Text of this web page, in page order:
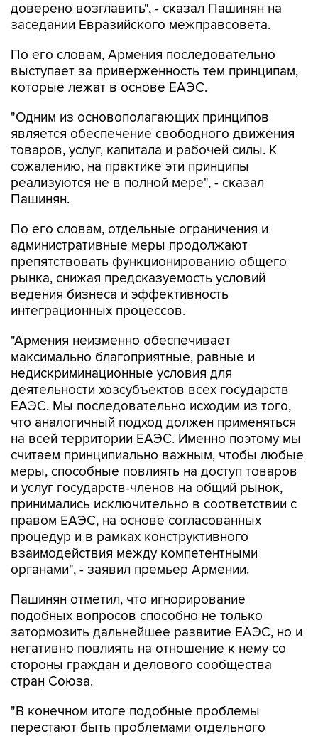
доверено возглавить", - сказал Пашинян на
заседании Евразийского межправсовета.
По его словам, Армения последовательно
выступает за приверженность тем принципам,
которые лежат в основе ЕАЭС.
"Одним из основополагающих принципов
является обеспечение свободного движения
товаров, услуг, капитала и рабочей силы. К
сожалению, на практике эти принципы
реализуются не в полной мере", - сказал
Пашинян.
По его словам, отдельные ограничения и
административные меры продолжают
препятствовать функционированию общего
рынка, снижая предсказуемость условий
ведения бизнеса и эффективность
интеграционных процессов.
"Армения неизменно обеспечивает
максимально благоприятные, равные и
недискриминационные условия для
деятельности хозсубъектов всех государств
ЕАЭС. Мы последовательно исходим из того,
что аналогичный подход должен применяться
на всей территории ЕАЭС. Именно поэтому мы
считаем принципиально важным, чтобы любые
меры, способные повлиять на доступ товаров
и услуг государств-членов на общий рынок,
принимались исключительно в соответствии с
правом ЕАЭС, на основе согласованных
процедур и в рамках конструктивного
взаимодействия между компетентными
органами", - заявил премьер Армении.
Пашинян отметил, что игнорирование
подобных вопросов способно не только
затормозить дальнейшее развитие ЕАЭС, но и
негативно повлиять на отношение к нему со
стороны граждан и делового сообщества
стран Союза.
"В конечном итоге подобные проблемы
перестают быть проблемами отдельного